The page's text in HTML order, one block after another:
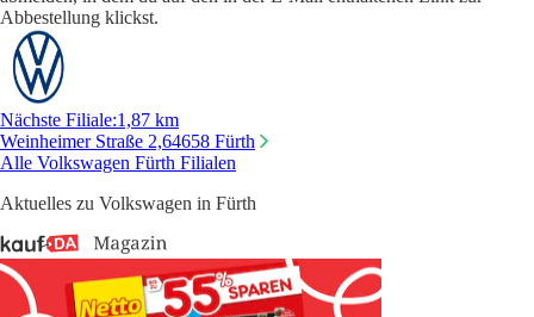
Abbestellung klickst.
Nächste Filiale:1,87 km
Weinheimer Straße 2,64658 Fürth
Alle Volkswagen Fürth Filialen
Aktuelles zu Volkswagen in Fürth